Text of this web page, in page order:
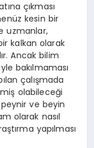
çıkması
kesin bir
uzmanlar,
kalkan olarak
Ancak bilim
bakılmaması
çalışmada
olabileceği
ve beyin
olarak nasıl
yapılması